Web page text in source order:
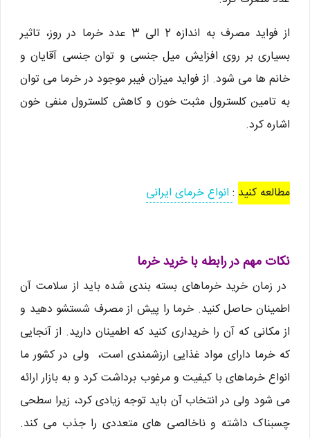
از فواید مصرف به اندازه 2 الی 3 عدد خرما در روز، تاثیر
بسیاری بر روی افزایش میل جنسی و توان جنسی آقایان و
خانم ها می شود. از فواید میزان فیبر موجود در خرما می توان
به تامین کلسترول مثبت خون و کاهش کلسترول منفی خون
اشاره کرد.
مطالعه کنید : انواع خرمای ایرانی
نکات مهم در رابطه با خرید خرما
در زمان خرید خرماهای بسته بندی شده باید از سلامت آن
اطمینان حاصل کنید. خرما را پیش از مصرف شستشو دهید و
از مکانی که آن را خریداری کنید که اطمینان دارید. از آنجایی
که خرما دارای مواد غذایی ارزشمندی است، ولی در کشور ما
انواع خرماهای با کیفیت و مرغوب برداشت کرد و به بازار ارائه
می شود ولی در انتخاب آن باید توجه زیادی کرد، زیرا سطحی
چسبناک داشته و ناخالصی های متعددی را جذب می کند.